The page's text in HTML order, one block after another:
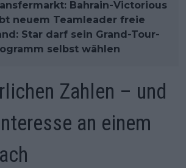
Bahrain-Victorious
neuem Teamleader freie
Star darf sein Grand-Tour-
selbst wählen
Zahlen – und
an einem